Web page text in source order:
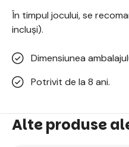
În timpul jocului, se
incluși).
Dimensiunea
Potrivit de la 8 ani.
Alte produse